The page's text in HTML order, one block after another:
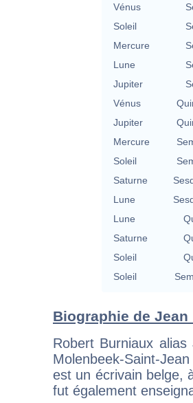
Vénus
Soleil
Mercure
Lune
Jupiter
Vénus
Jupiter
Mercure
Soleil
Saturne
Lune
Lune
Saturne
Soleil
Soleil
Biographie de
Robert Burniaux
Molenbeek-Saint-
est un écrivain belge,
fut également